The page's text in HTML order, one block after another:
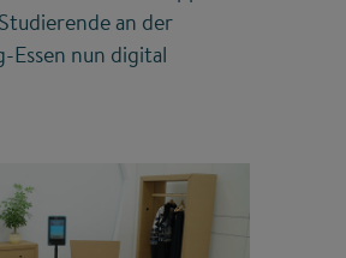
an der
Essen nun digital